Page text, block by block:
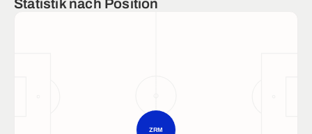
Statistik nach Position
ZRM